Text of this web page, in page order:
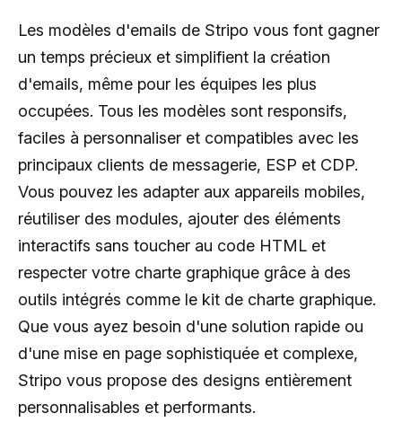
Les modèles d'emails de Stripo vous font gagner
un temps précieux et simplifient la création
d'emails, même pour les équipes les plus
occupées. Tous les modèles sont responsifs,
faciles à personnaliser et compatibles avec les
principaux clients de messagerie, ESP et CDP.
Vous pouvez les adapter aux appareils mobiles,
réutiliser des modules, ajouter des éléments
interactifs sans toucher au code HTML et
respecter votre charte graphique grâce à des
outils intégrés comme le kit de charte graphique.
Que vous ayez besoin d'une solution rapide ou
d'une mise en page sophistiquée et complexe,
Stripo vous propose des designs entièrement
personnalisables et performants.